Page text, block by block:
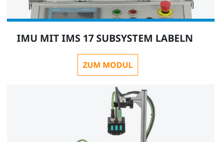
IMU MIT IMS 17 SUBSYSTEM LABELN
ZUM MODUL